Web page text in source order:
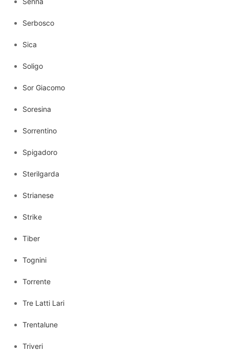
Serbosco
Sica
Soligo
Sor Giacomo
Soresina
Sorrentino
Spigadoro
Sterilgarda
Strianese
Strike
Tiber
Tognini
Torrente
Tre Latti Lari
Trentalune
Triveri